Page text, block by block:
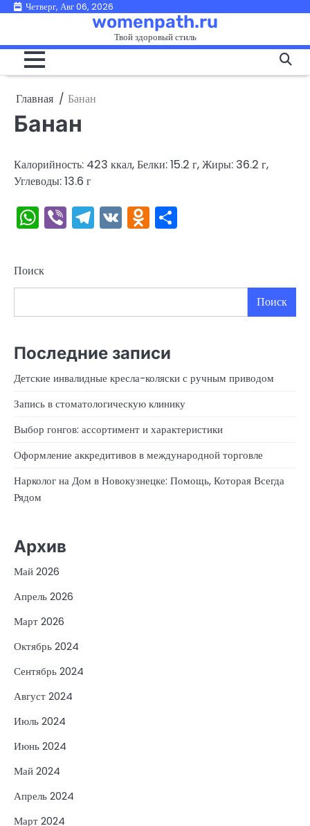
ПерейтиЧетверг, Авг 06, 2026
womenpath.ru
Твой здоровый стиль
Главная Банан
Банан
Калорийность: 423 ккал, Белки: 15.2 г, Жиры: 36.2 г,
Углеводы: 13.6 г
WhatsApp
ViberTelegram
VKOdnoklassniki
Поиск
Поиск
Последние записи
Детские инвалидные кресла-коляски с ручным приводом
Запись в стоматологическую клинику
Выбор гонгов: ассортимент и характеристики
Оформление аккредитивов в международной торговле
Нарколог на Дом в Новокузнецке: Помощь, Которая Всегда
Рядом
Архив
Май 2026
Апрель 2026
Март 2026
Октябрь 2024
Сентябрь 2024
Август 2024
Июль 2024
Июнь 2024
Май 2024
Апрель 2024
Март 2024